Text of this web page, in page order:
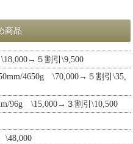
商品
５割引\9,500
4650g \70,000→５割引\35,
96g \15,000→３割引\10,500
\48,000